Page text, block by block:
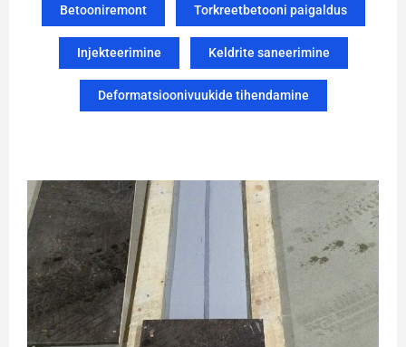
Betooniremont Torkreetbetooni paigaldus
Injekteerimine Keldrite saneerimine
Deformatsioonivuukide tihendamine